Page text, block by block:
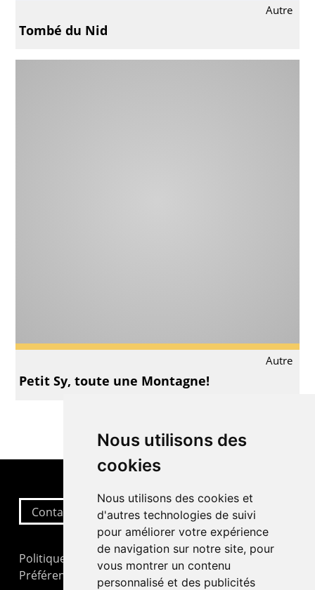
Nous utilisons des
cookies
Nous utilisons des cookies et
d'autres technologies de suivi
pour améliorer votre expérience
de navigation sur notre site, pour
vous montrer un contenu
personnalisé et des publicités
Autre
Tombé du Nid
Autre
Petit Sy, toute une Montagne!
Contactez-nous
Politique de confidentialité
Préférences cookies